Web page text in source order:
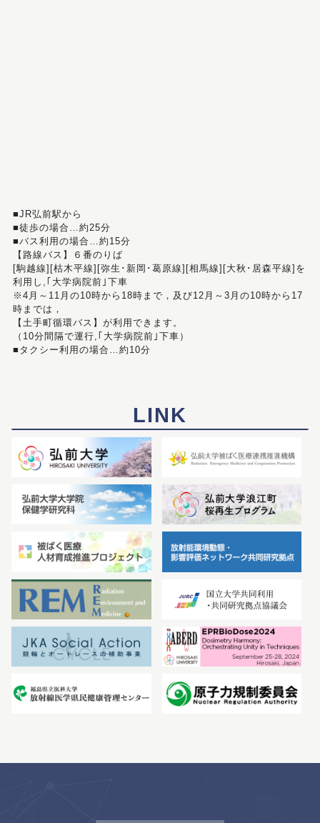
■JR弘前駅から
■徒歩の場合…約25分
■バス利用の場合…約15分
【路線バス】６番のりば
[駒越線][枯木平線][弥生･新岡･葛原線][相馬線][大秋･居森平線]を
利用し,｢大学病院前｣下車
※4月～11月の10時から18時まで，及び12月～3月の10時から17
時までは，
【土手町循環バス】が利用できます。
（10分間隔で運行,｢大学病院前｣下車）
■タクシー利用の場合…約10分
LINK